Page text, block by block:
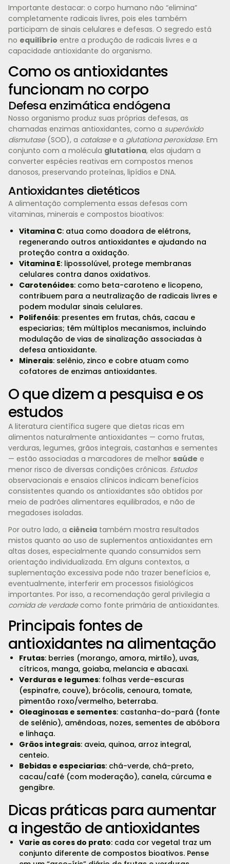
Importante destacar: o corpo humano não “elimina”
completamente radicais livres, pois eles também
participam de sinais celulares e defesas. O segredo está
no equilíbrio entre a produção de radicais livres e a
capacidade antioxidante do organismo.
Como os antioxidantes
funcionam no corpo
Defesa enzimática endógena
Nosso organismo produz suas próprias defesas, as
chamadas enzimas antioxidantes, como a superóxido
dismutase(SOD), a catalasee a glutationa peroxidase. Em
conjunto com a molécula glutationa, elas ajudam a
converter espécies reativas em compostos menos
danosos, preservando proteínas, lipídios e DNA.
Antioxidantes dietéticos
A alimentação complementa essas defesas com
vitaminas, minerais e compostos bioativos:
Vitamina C: atua como doadora de elétrons,
regenerando outros antioxidantes e ajudando na
proteção contra a oxidação.
Vitamina E: lipossolúvel, protege membranas
celulares contra danos oxidativos.
Carotenóides: como beta-caroteno e licopeno,
contribuem para a neutralização de radicais livres e
podem modular sinais celulares.
Polifenóis: presentes em frutas, chás, cacau e
especiarias; têm múltiplos mecanismos, incluindo
modulação de vias de sinalização associadas à
defesa antioxidante.
Minerais: selênio, zinco e cobre atuam como
cofatores de enzimas antioxidantes.
O que dizem a pesquisa e os
estudos
A literatura científica sugere que dietas ricas em
alimentos naturalmente antioxidantes — como frutas,
verduras, legumes, grãos integrais, castanhas e sementes
— estão associadas a marcadores de melhor saúde e
menor risco de diversas condições crônicas. Estudos
observacionais e ensaios clínicos indicam benefícios
consistentes quando os antioxidantes são obtidos por
meio de padrões alimentares equilibrados, e não de
megadoses isoladas.
Por outro lado, a ciência também mostra resultados
mistos quanto ao uso de suplementos antioxidantes em
altas doses, especialmente quando consumidos sem
orientação individualizada. Em alguns contextos, a
suplementação excessiva pode não trazer benefícios e,
eventualmente, interferir em processos fisiológicos
importantes. Por isso, a recomendação geral privilegia a
comida de verdadecomo fonte primária de antioxidantes.
Principais fontes de
antioxidantes na alimentação
Frutas: berries (morango, amora, mirtilo), uvas,
cítricos, manga, goiaba, melancia e abacaxi.
Verduras e legumes: folhas verde-escuras
(espinafre, couve), brócolis, cenoura, tomate,
pimentão roxo/vermelho, beterraba.
Oleaginosas e sementes: castanha-do-pará (fonte
de selênio), amêndoas, nozes, sementes de abóbora
e linhaça.
Grãos integrais: aveia, quinoa, arroz integral,
centeio.
Bebidas e especiarias: chá-verde, chá-preto,
cacau/café (com moderação), canela, cúrcuma e
gengibre.
Dicas práticas para aumentar
a ingestão de antioxidantes
Varie as cores do prato: cada cor vegetal traz um
conjunto diferente de compostos bioativos. Pense